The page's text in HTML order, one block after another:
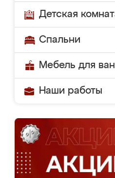
Детская
Спальни
Мебель для
Наши работы